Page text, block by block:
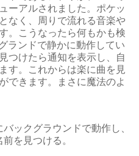
ーアルされました。ポケッ
なく、周りで流れる音楽や
。こうなったら何もかも検
ランドで静かに動作してい
つけたら通知を表示し、自
す。これからは楽に曲を見
できます。まさに魔法のよ
ックグラウンドで動作し、
を見つける。